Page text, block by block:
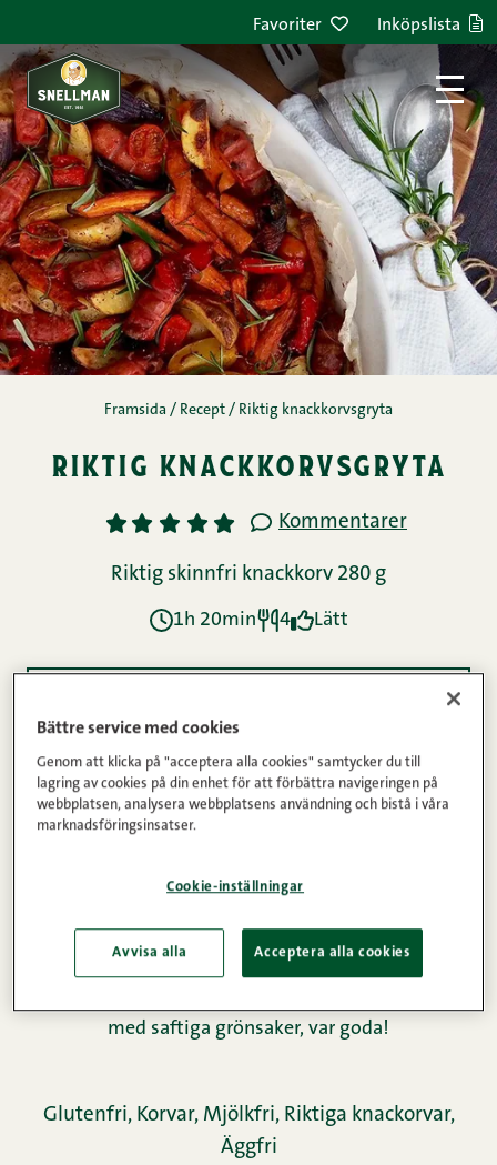
Favoriter Inköpslista
Framsida / Recept / Riktig knackkorvsgryta
riktig knackkorvsgryta
1 2 3 4 5 Kommentarer
Riktig skinnfri knackkorv 280 g
1h 20min 4 Lätt
Instruktioner
Näringsinnehåll
Peggyn pieni punainen keittiö -bloggen är
med saftiga grönsaker, var goda!
Glutenfri, Korvar, Mjölkfri, Riktiga knackorvar,
Äggfri
Bättre service med cookies
Genom att klicka på "acceptera alla cookies" samtycker du till
lagring av cookies på din enhet för att förbättra navigeringen på
webbplatsen, analysera webbplatsens användning och bistå i våra
marknadsföringsinsatser.
Cookie-inställningar
Avvisa alla Acceptera alla cookies